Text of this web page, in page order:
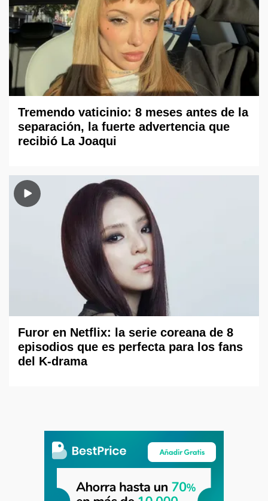
Tremendo vaticinio: 8 meses antes de la
separación, la fuerte advertencia que
recibió La Joaqui
Furor en Netflix: la serie coreana de 8
episodios que es perfecta para los fans
del K-drama